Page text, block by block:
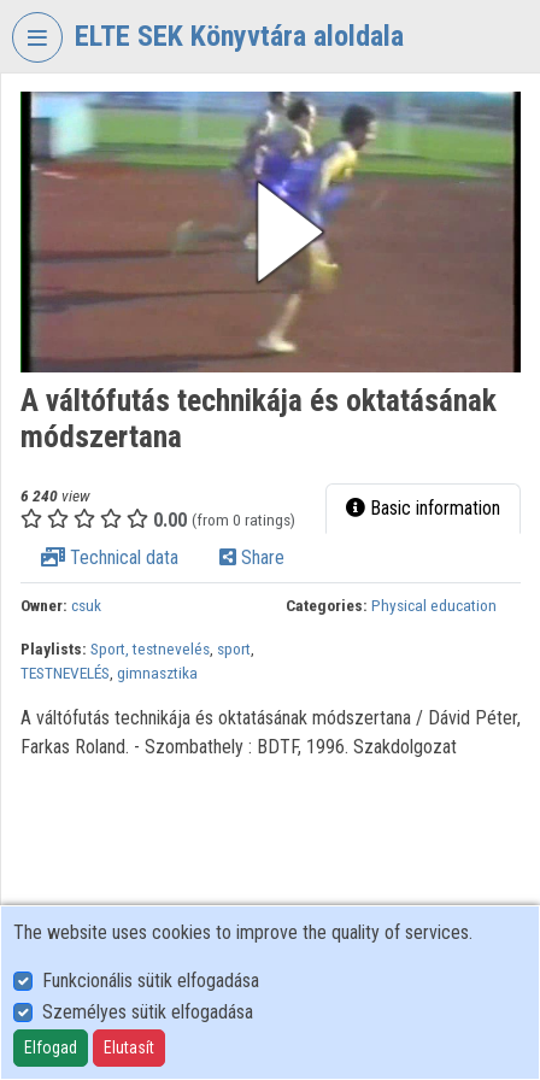
Skip header
ELTE SEK Könyvtára aloldala
VIDEOTORIUM
ELTE
KÖNYVTÁR
ÉS
LEVÉLTÁR
Organization home
Log In
Categories
Organization playlists
Organizations
Contributors
A váltófutás technikája és oktatásának
módszertana
6 240 view
0.00 (from 0 ratings) Basic information
Technical data Share
Owner: csuk Categories: Physical education
Playlists: Sport, testnevelés, sport,
TESTNEVELÉS, gimnasztika
A váltófutás technikája és oktatásának módszertana / Dávid Péter,
Farkas Roland. - Szombathely : BDTF, 1996. Szakdolgozat
User Policy
Adatkezelési tájékoztató (en)
Cookie Policy
The website uses cookies to improve the quality of services.
Funkcionális sütik elfogadása
Személyes sütik elfogadása
Elfogad Elutasít